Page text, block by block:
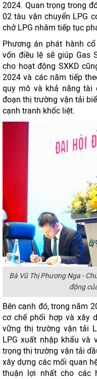
2024. Quan trọng trong
02 tàu vận chuyển LPG
chở LPG nhằm tiếp tục
Phương án phát hành
vốn điều lệ sẽ giúp Gas
cho hoạt động SXKD
2024 và các năm tiếp
quy mô và khả năng tài
đoạn thị trường vận tải
cạnh tranh khốc liệt.
Bà Vũ Thị Phương Nga -
động
Bên cạnh đó, trong năm
cơ chế phối hợp và xây
vững thị trường vận tải
LPG xuất nhập khẩu và
trọng thị trường vận tải
xây dựng các mối quan
thuận lợi nhất cho các